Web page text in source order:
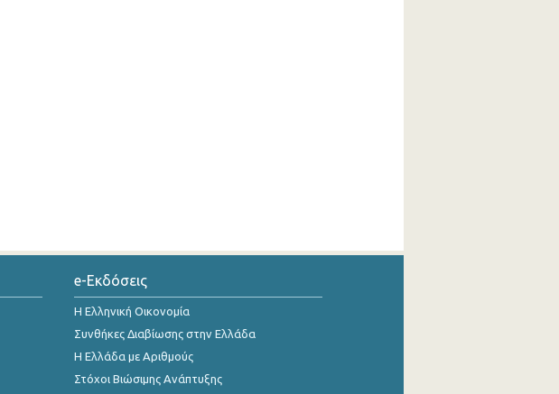
e-Εκδόσεις
Η Ελληνική Οικονομία
Συνθήκες Διαβίωσης στην Ελλάδα
Η Ελλάδα με Αριθμούς
Στόχοι Βιώσιμης Ανάπτυξης